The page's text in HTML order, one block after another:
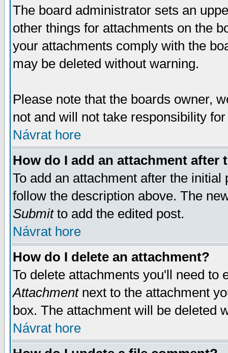
The board administrator sets an
other things for attachments on the
your attachments comply with the
may be deleted without warning.
Please note that the boards owner,
not and will not take responsibility
Návrat hore
How do I add an attachment after
To add an attachment after the
follow the description above. The
Submitto add the edited post.
Návrat hore
How do I delete an attachment?
To delete attachments you'll need
Attachmentnext to the attachment
box. The attachment will be deleted
Návrat hore